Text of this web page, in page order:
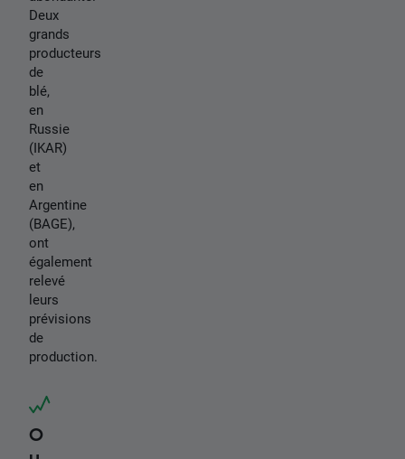
Deux
grands
producteurs
de
blé,
en
Russie
(IKAR)
et
en
Argentine
(BAGE),
ont
également
relevé
leurs
prévisions
de
production.
O